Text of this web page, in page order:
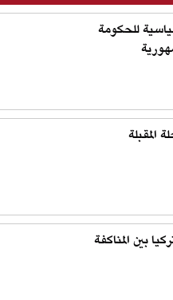
للحكومة
المقبلة
بين المناكفة